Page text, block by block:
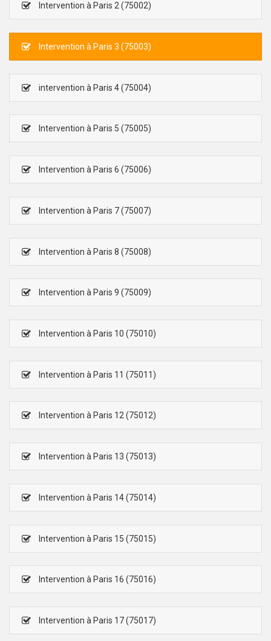
Intervention à Paris 2 (75002)
Intervention à Paris 3 (75003)
intervention à Paris 4 (75004)
Intervention à Paris 5 (75005)
Intervention à Paris 6 (75006)
Intervention à Paris 7 (75007)
Intervention à Paris 8 (75008)
Intervention à Paris 9 (75009)
Intervention à Paris 10 (75010)
Intervention à Paris 11 (75011)
Intervention à Paris 12 (75012)
Intervention à Paris 13 (75013)
Intervention à Paris 14 (75014)
Intervention à Paris 15 (75015)
Intervention à Paris 16 (75016)
Intervention à Paris 17 (75017)